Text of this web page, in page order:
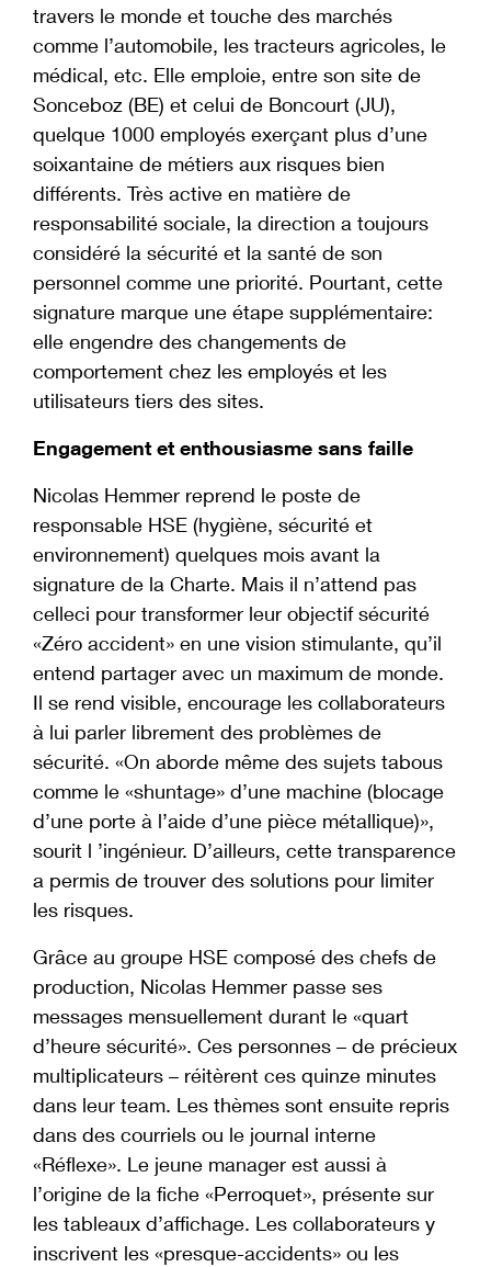
travers le monde et touche des marchés
comme l’automobile, les tracteurs agricoles, le
médical, etc. Elle emploie, entre son site de
Sonceboz (BE) et celui de Boncourt (JU),
quelque 1000 employés exerçant plus d’une
soixantaine de métiers aux risques bien
différents. Très active en matière de
responsabilité sociale, la direction a toujours
considéré la sécurité et la santé de son
personnel comme une priorité. Pourtant, cette
signature marque une étape supplémentaire:
elle engendre des changements de
comportement chez les employés et les
utilisateurs tiers des sites.
Engagement et enthousiasme sans faille
Nicolas Hemmer reprend le poste de
responsable HSE (hygiène, sécurité et
environnement) quelques mois avant la
signature de la Charte. Mais il n’attend pas
celleci pour transformer leur objectif sécurité
«Zéro accident» en une vision stimulante, qu’il
entend partager avec un maximum de monde.
Il se rend visible, encourage les collaborateurs
à lui parler librement des problèmes de
sécurité. «On aborde même des sujets tabous
comme le «shuntage» d’une machine (blocage
d’une porte à l’aide d’une pièce métallique)»,
sourit l ’ingénieur. D’ailleurs, cette transparence
a permis de trouver des solutions pour limiter
les risques.
Grâce au groupe HSE composé des chefs de
production, Nicolas Hemmer passe ses
messages mensuellement durant le «quart
d’heure sécurité». Ces personnes – de précieux
multiplicateurs – réitèrent ces quinze minutes
dans leur team. Les thèmes sont ensuite repris
dans des courriels ou le journal interne
«Réflexe». Le jeune manager est aussi à
l’origine de la fiche «Perroquet», présente sur
les tableaux d’affichage. Les collaborateurs y
inscrivent les «presque-accidents» ou les